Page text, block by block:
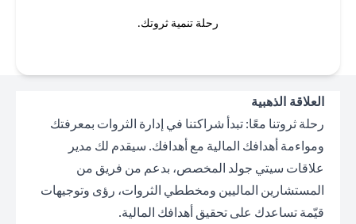
رحلة تنمية ثروتك.
العلاقة الذهبية
رحلة ثروتنا معًا: تبدأ شراكتنا في إدارة الثروات بمعرفتك
ومواءمة أهدافك المالية مع أهدافك. سيقدم لك مدير
علاقات سيتي جولد المخصص، بدعم من فريق من
المستشارين الماليين ومخططي الثروات، رؤى وتوجيهات
قيّمة تساعدك على تحقيق أهدافك المالية.